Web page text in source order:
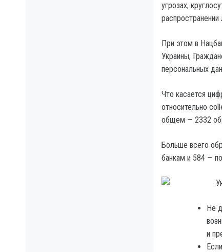
угрозах,
При этом в
Украины,
персональных
Что касается
относительно
общем — 2332
Больше всего
банкам и 584 —
Не
и